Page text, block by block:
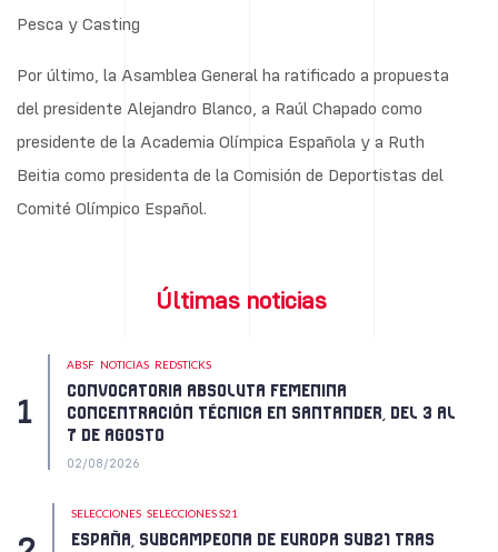
Pesca y Casting
Por último, la Asamblea General ha ratificado a propuesta
del presidente Alejandro Blanco, a Raúl Chapado como
presidente de la Academia Olímpica Española y a Ruth
Beitia como presidenta de la Comisión de Deportistas del
Comité Olímpico Español.
Últimas noticias
ABSF NOTICIAS REDSTICKS
CONVOCATORIA ABSOLUTA FEMENINA
CONCENTRACIÓN TÉCNICA EN SANTANDER, DEL 3 AL
7 DE AGOSTO
02/08/2026
SELECCIONES SELECCIONES S21
ESPAÑA, SUBCAMPEONA DE EUROPA SUB21 TRAS